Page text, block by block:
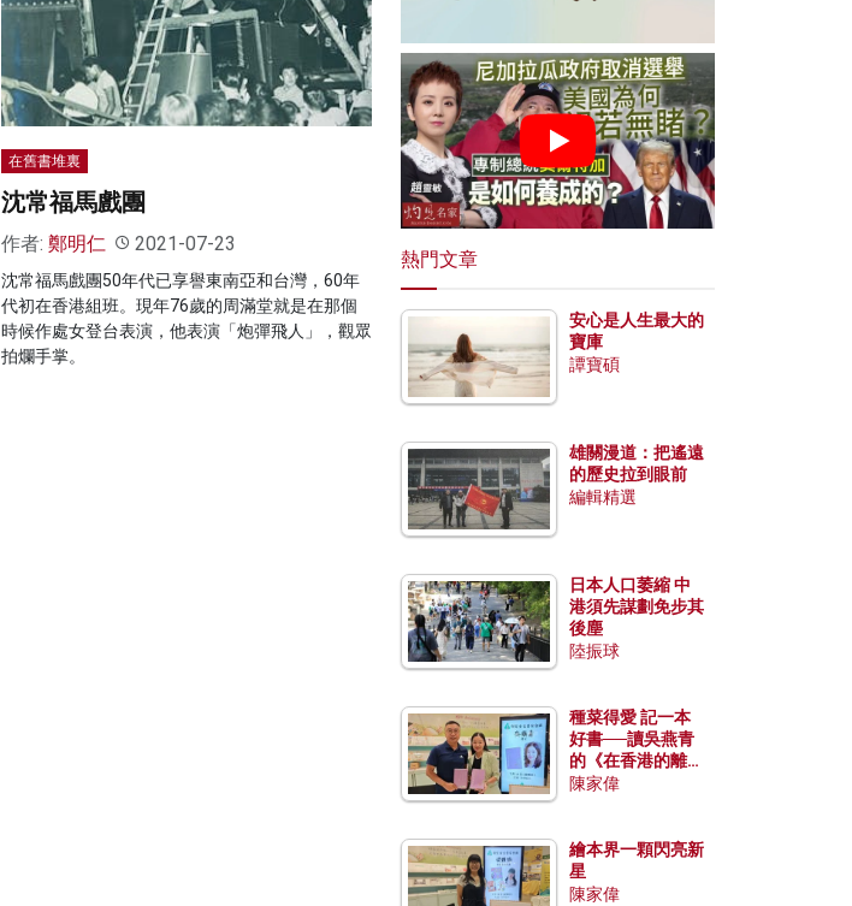
在舊書堆裏
沈常福馬戲團
作者: 鄭明仁 2021-07-23
沈常福馬戲團50年代已享譽東南亞和台灣，60年
代初在香港組班。現年76歲的周滿堂就是在那個
時候作處女登台表演，他表演「炮彈飛人」，觀眾
拍爛手掌。
熱門文章
安心是人生最大的
寶庫
譚寶碩
雄關漫道：把遙遠
的歷史拉到眼前
編輯精選
日本人口萎縮 中
港須先謀劃免步其
後塵
陸振球
種菜得愛 記一本
好書──讀吳燕青
的《在香港的離島
種菜》
陳家偉
繪本界一顆閃亮新
星
陳家偉